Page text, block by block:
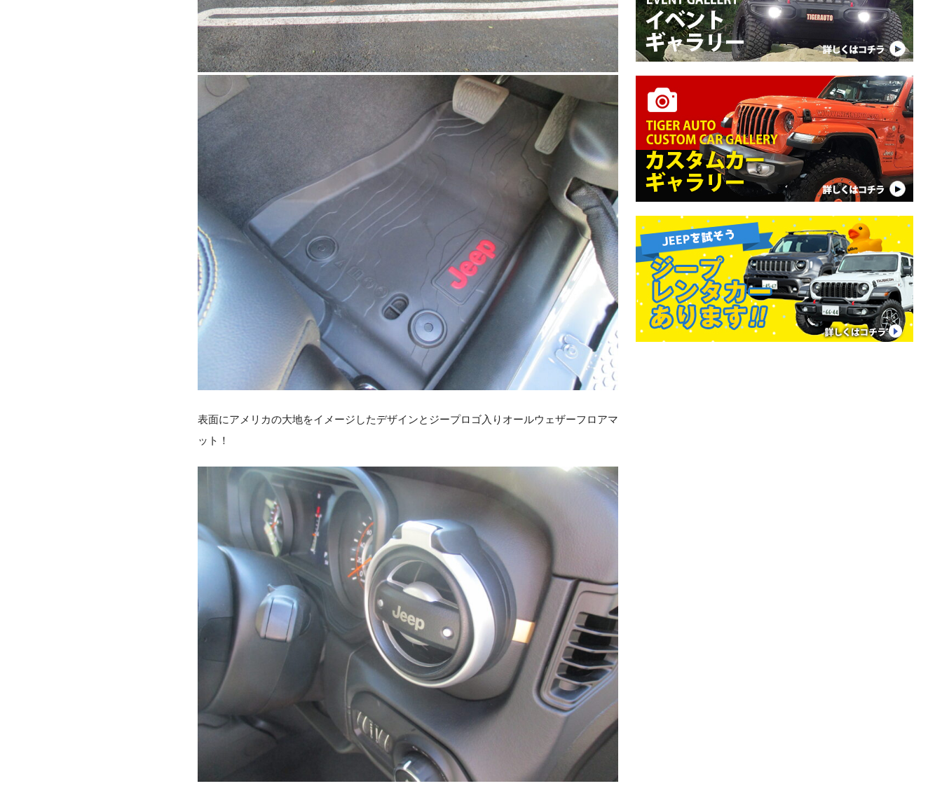
表面にアメリカの大地をイメージしたデザインとジープロゴ入りオールウェザーフロアマ
ット！